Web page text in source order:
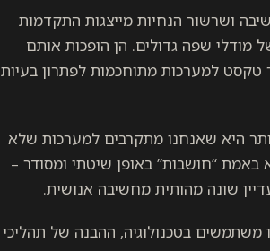
ושרשור הנחיות מייצגות התקדמות
מודלי שפה גדולים. הן הופכות אותם
טקסט למערכות מתוחכמות לפתרון בעיות
היא שאנחנו מתקרבים למערכות שלא
באמת “חושבות” באופן שיטתי ומסודר –
שונה מהותית מחשיבה אנושית.
בטכנולוגיה, ההבנה של תהליכי